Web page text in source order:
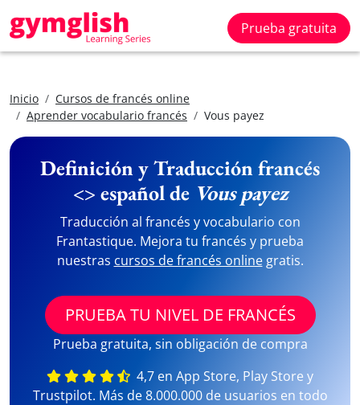
Prueba gratuita
Inicio
Cursos de francés online
Aprender vocabulario francés
Vous payez
Definición y Traducción francés
<> español de Vous payez
Traducción al francés y vocabulario con
Frantastique. Mejora tu francés y prueba
nuestras cursos de francés onlinegratis.
PRUEBA TU NIVEL DE FRANCÉS
Prueba gratuita, sin obligación de compra
4,7 en App Store, Play Store y
Trustpilot. Más de 8.000.000 de usuarios en todo